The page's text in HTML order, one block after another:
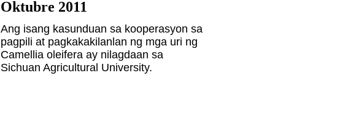
Oktubre 2011
Ang isang kasunduan sa kooperasyon sa
pagpili at pagkakakilanlan ng mga uri ng
Camellia oleifera ay nilagdaan sa
Sichuan Agricultural University.